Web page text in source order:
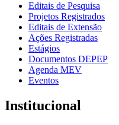
Editais de Pesquisa
Projetos Registrados
Editais de Extensão
Ações Registradas
Estágios
Documentos DEPEP
Agenda MEV
Eventos
Institucional